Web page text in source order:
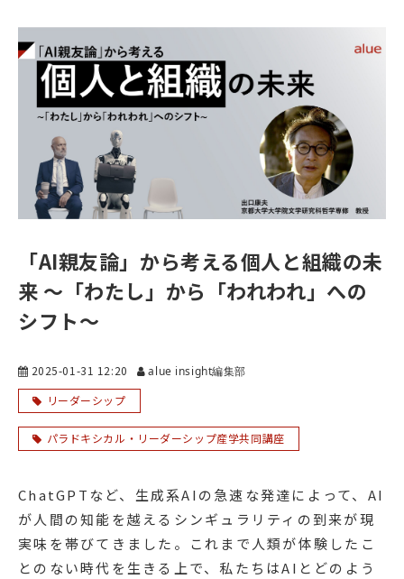
「AI親友論」から考える個人と組織の未
来 ～「わたし」から「われわれ」への
シフト～
2025-01-31 12:20
alue insight編集部
リーダーシップ
パラドキシカル・リーダーシップ産学共同講座
ChatGPTなど、生成系AIの急速な発達によって、AI
が人間の知能を越えるシンギュラリティの到来が現
実味を帯びてきました。これまで人類が体験したこ
とのない時代を生きる上で、私たちはAIとどのよう